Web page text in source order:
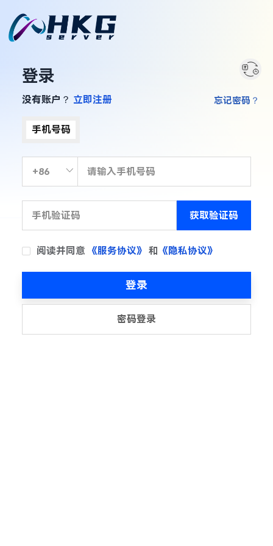
登录
没有账户？ 立即注册
手机号码
获取验证码
阅读并同意 《服务协议》 和 《隐私协议》
忘记密码？
登录
密码登录